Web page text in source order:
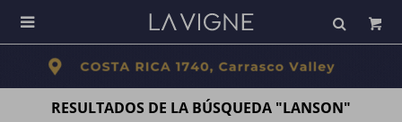

RESULTADOS DE LA BÚSQUEDA "LANSON"